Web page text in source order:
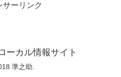
サーリンク
ーカル情報サイト
準之助.